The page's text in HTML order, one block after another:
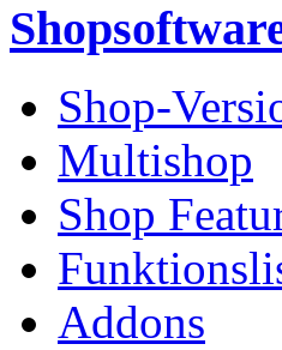
Shop-
Multishop
Shop
Addons